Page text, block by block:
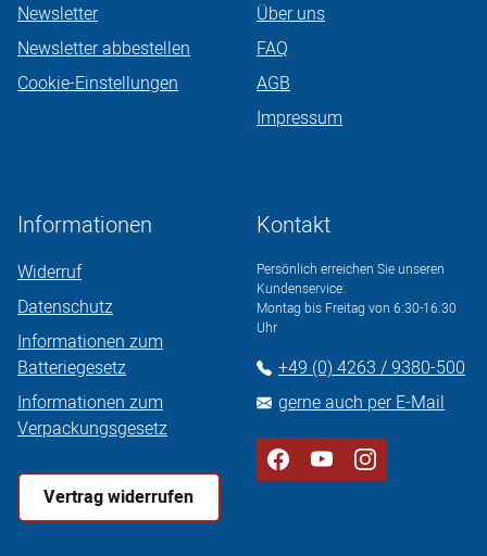
Newsletter
Newsletter abbestellen
Cookie-Einstellungen
Über uns
FAQ
AGB
Impressum
Informationen
Widerruf
Datenschutz
Informationen zum
Batteriegesetz
Informationen zum
Verpackungsgesetz
Vertrag widerrufen
Kontakt
Persönlich erreichen Sie unseren
Kundenservice:
Montag bis Freitag von 6:30-16:30
Uhr
+49 (0) 4263 / 9380-500
gerne auch per E-Mail